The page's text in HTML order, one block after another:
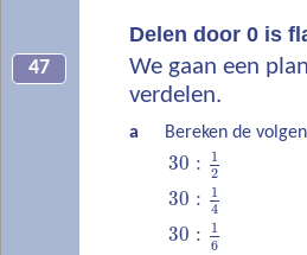
Delen door 0 is
47
We gaan een
verdelen.
a Bereken de
30 :
1
2
30 :
1
4
30 :
1
6